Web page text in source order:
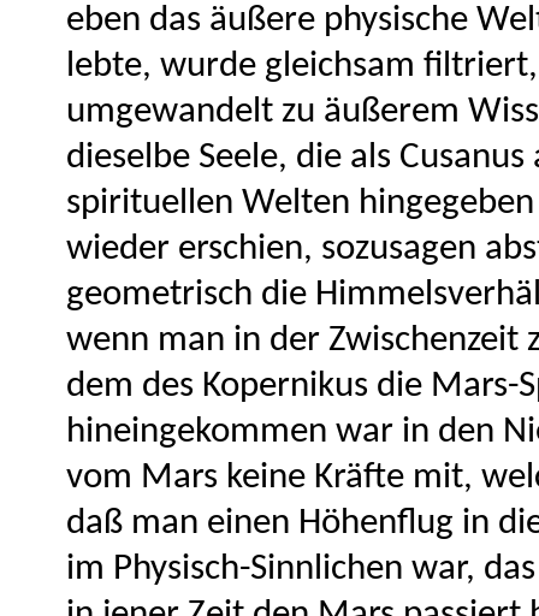
eben das äußere physische
lebte, wurde gleichsam
umgewandelt zu äußerem
dieselbe Seele, die als
spirituellen Welten
wieder erschien, sozusagen
geometrisch die
wenn man in der Zwischenzeit
dem des Kopernikus die Mars-
hineingekommen war in den
vom Mars keine Kräfte mit,
daß man einen Höhenflug in
im Physisch-Sinnlichen war,